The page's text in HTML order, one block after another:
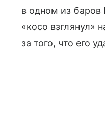
в одном из баров
«косо взглянул»
за того, что его